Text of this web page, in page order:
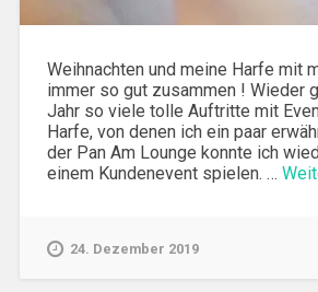
Weihnachten und meine Harfe mit
immer so gut zusammen ! Wieder
Jahr so viele tolle Auftritte mit
Harfe, von denen ich ein paar
der Pan Am Lounge konnte ich
einem Kundenevent spielen. …
24. Dezember 2019